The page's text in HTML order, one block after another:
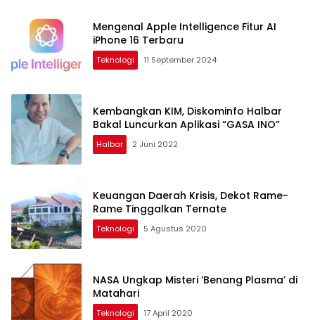
Mengenal Apple Intelligence Fitur AI
iPhone 16 Terbaru
Teknologi 11 September 2024
Kembangkan KIM, Diskominfo Halbar
Bakal Luncurkan Aplikasi “GASA INO”
Halbar 2 Juni 2022
Keuangan Daerah Krisis, Dekot Rame-
Rame Tinggalkan Ternate
Teknologi 5 Agustus 2020
NASA Ungkap Misteri ‘Benang Plasma’ di
Matahari
Teknologi 17 April 2020